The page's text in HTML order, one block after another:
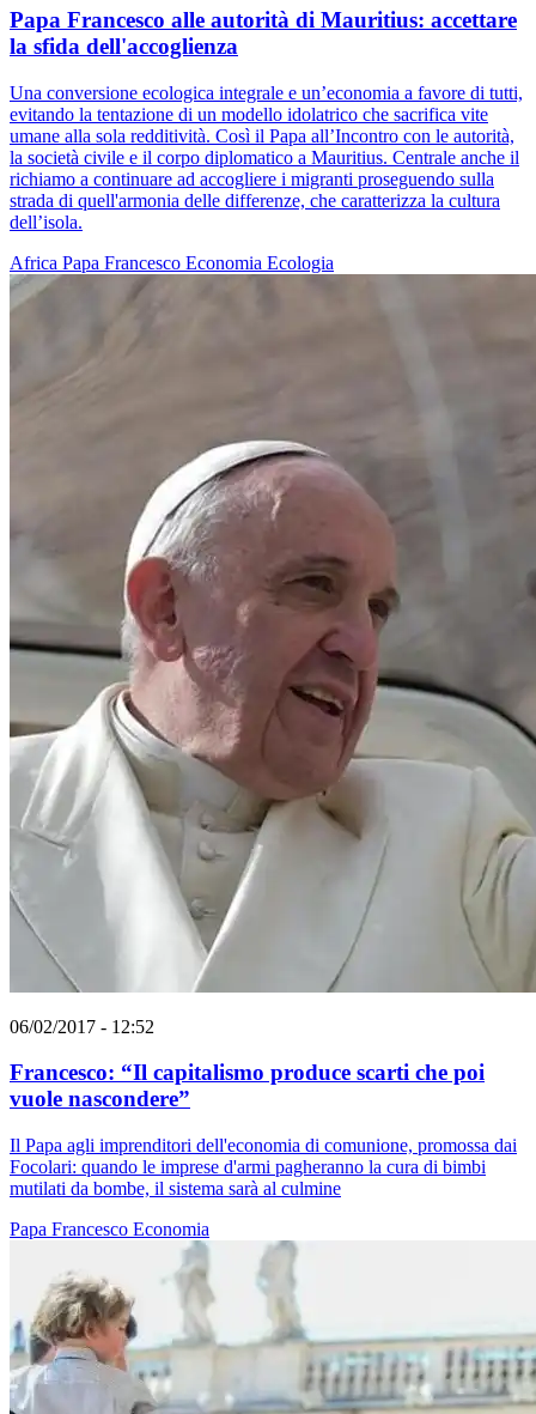
Papa Francesco alle autorità di Mauritius: accettare
la sfida dell'accoglienza
Una conversione ecologica integrale e un’economia a favore di tutti,
evitando la tentazione di un modello idolatrico che sacrifica vite
umane alla sola redditività. Così il Papa all’Incontro con le autorità,
la società civile e il corpo diplomatico a Mauritius. Centrale anche il
richiamo a continuare ad accogliere i migranti proseguendo sulla
strada di quell'armonia delle differenze, che caratterizza la cultura
dell’isola.
Africa Papa Francesco Economia Ecologia
06/02/2017 - 12:52
Francesco: “Il capitalismo produce scarti che poi
vuole nascondere”
Il Papa agli imprenditori dell'economia di comunione, promossa dai
Focolari: quando le imprese d'armi pagheranno la cura di bimbi
mutilati da bombe, il sistema sarà al culmine
Papa Francesco Economia